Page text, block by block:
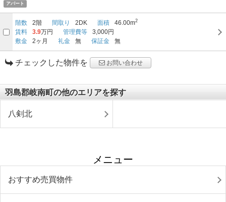
アパート
階数 2階 間取り 2DK 面積 46.00m2
賃料 3.9万円 管理費等
3,000円
敷金
2ヶ月 礼金 無 保証金 無
チェックした物件を お問い合わせ
羽島郡岐南町の他のエリアを探す
八剣北
メニュー
おすすめ売買物件